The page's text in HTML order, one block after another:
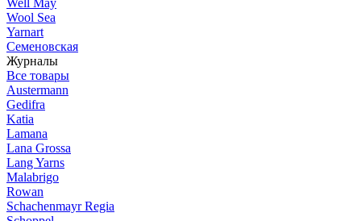
Wool Sea
Yarnart
Семеновская
Журналы
Все товары
Austermann
Gedifra
Katia
Lamana
Lana Grossa
Lang Yarns
Malabrigo
Rowan
Schachenmayr Regia